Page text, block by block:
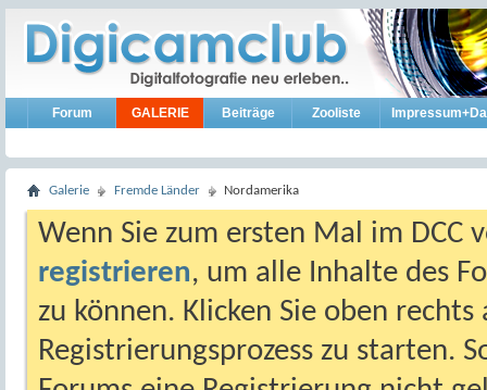
Forum GALERIE Beiträge Zooliste
Galerie Fremde Länder Nordamerika
Wenn Sie zum ersten Mal im DCC
registrieren, um alle Inhalte des
zu können. Klicken Sie oben
Registrierungsprozess zu starten.